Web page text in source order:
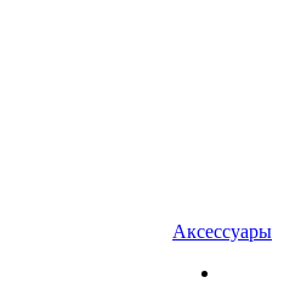
Аксессуары